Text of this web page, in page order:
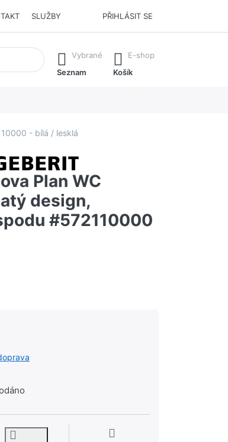
SLUŽBY PŘIHLÁSIT SE
klávesy Enter vyvoláte všechny výsledky.
Vybrané
Seznam
E-shop
Košík
- bílá / lesklá
Plan WC
design,
#572110000